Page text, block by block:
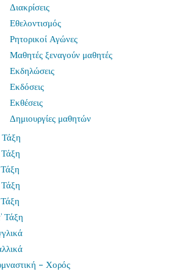
Διακρίσεις
Εθελοντισμός
Ρητορικοί Αγώνες
Μαθητές ξεναγούν μαθητές
Εκδηλώσεις
Εκδόσεις
Εκθέσεις
Δημιουργίες μαθητών
Τάξη
Τάξη
Τάξη
Τάξη
Τάξη
Τάξη
– Χορός